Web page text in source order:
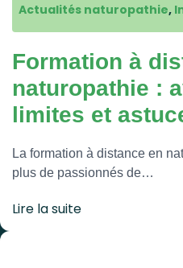
Actualités naturopathie,
Formation à
naturopathie :
limites et
La formation à distance en
plus de passionnés de…
Lire la suite